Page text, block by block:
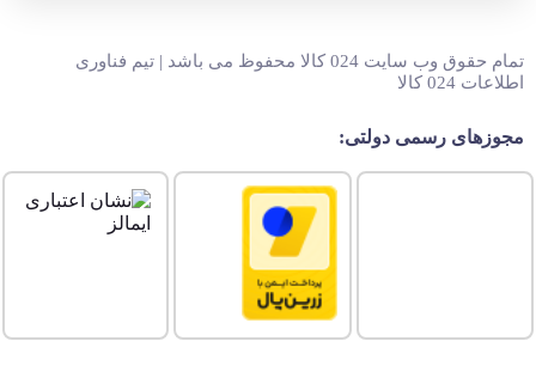
تمام حقوق وب سایت 024 کالا محفوظ می باشد | تیم فناوری
اطلاعات 024 کالا
مجوزهای رسمی دولتی: